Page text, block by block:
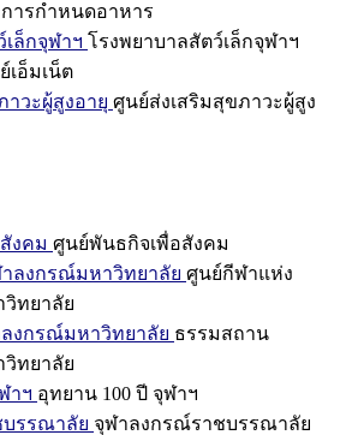
ารกำหนดอาหาร
ล็กจุฬาฯ โรงพยาบาลสัตว์เล็กจุฬาฯ
เอ็มเน็ต
าวะผู้สูงอายุ ศูนย์ส่งเสริมสุขภาวะผู้สูง
งคม ศูนย์พันธกิจเพื่อสังคม
ลงกรณ์มหาวิทยาลัย ศูนย์กีฬาแห่ง
ทยาลัย
งกรณ์มหาวิทยาลัย ธรรมสถาน
ทยาลัย
าฯ อุทยาน 100 ปี จุฬาฯ
รรณาลัย จุฬาลงกรณ์ราชบรรณาลัย